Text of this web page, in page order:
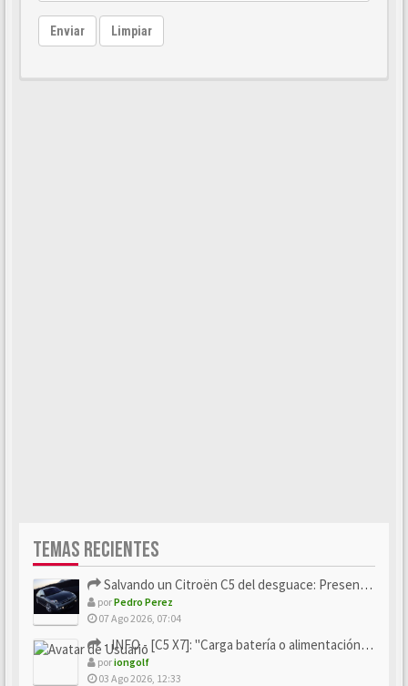
Enviar Limpiar
TEMAS RECIENTES
Salvando un Citroën C5 del desguace: Presentación y seguimiento
porPedro Perez
07 Ago 2026, 07:04
- INFO - [C5 X7]: "Carga batería o alimentación eléctri...
poriongolf
03 Ago 2026, 12:33